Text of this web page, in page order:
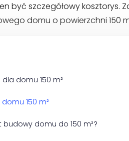
być szczegółowy kosztorys.
domu o powierzchni 150
domu 150 m²
150 m²
budowy domu do 150 m²?